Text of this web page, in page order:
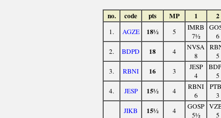
no. code pts MP 1 2
1. AGZE 18½ 5
IMRB
7½
6
2.
BDPD 18 4
NVSA
8
5
3.
RBNI 16 3
JESP
4
5
4.
JESP 15½ 4
RBNI
6
3
JIKB
15½ 4
GOSP
5½
5